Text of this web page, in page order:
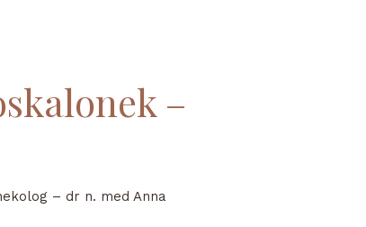
–
– dr n. med Anna